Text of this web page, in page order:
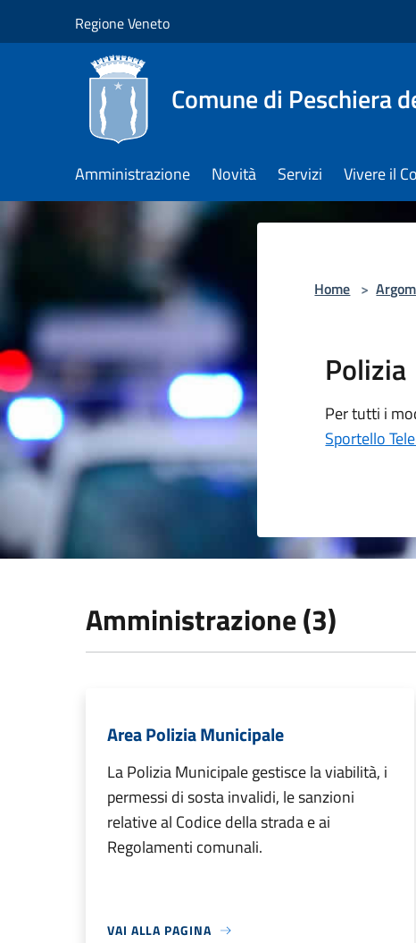
Regione Veneto
Comune di Peschiera
Amministrazione Novità Servizi Vivere il
Home >
Polizia
Per tutti i
Sportello
Amministrazione (3)
Area Polizia Municipale
La Polizia Municipale gestisce la viabilità, i
permessi di sosta invalidi, le sanzioni
relative al Codice della strada e ai
Regolamenti comunali.
VAI ALLA PAGINA